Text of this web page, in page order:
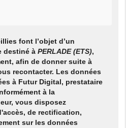
font l’objet d’un
destiné àPERLADE (ETS),
afin de donner suite à
recontacter. Les données
à Futur Digital, prestataire
à la
vous disposez
de rectification,
sur les données